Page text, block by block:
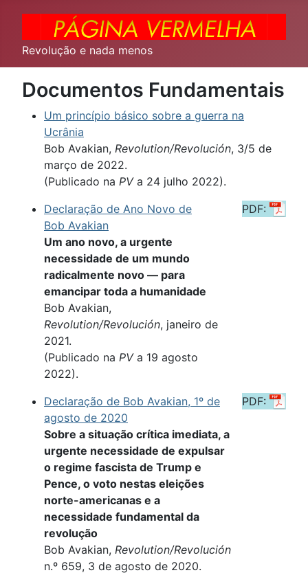
Revolução e nada menos
Documentos Fundamentais
Um princípio básico sobre a guerra na
Ucrânia
Bob Avakian, Revolution/Revolución, 3/5 de
março de 2022.
(Publicado na PVa 24 julho 2022).
PDF:
Declaração de Ano Novo de
Bob Avakian
Um ano novo, a urgente
necessidade de um mundo
radicalmente novo — para
emancipar toda a humanidade
Bob Avakian,
Revolution/Revolución, janeiro de
2021.
(Publicado na PVa 19 agosto
2022).
PDF:
Declaração de Bob Avakian, 1º de
agosto de 2020
Sobre a situação crítica imediata, a
urgente necessidade de expulsar
o regime fascista de Trump e
Pence, o voto nestas eleições
norte-americanas e a
necessidade fundamental da
revolução
Bob Avakian, Revolution/Revolución
n.º 659, 3 de agosto de 2020.